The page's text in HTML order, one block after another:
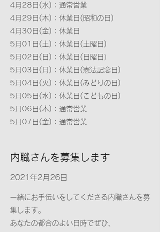
4月28日(水)：通常営業
4月29日(木)：休業日(昭和の日)
4月30日(金)：休業日
5月01日(土)：休業日(土曜日)
5月02日(日)：休業日(日曜日）
5月03日(月)：休業日(憲法記念日)
5月04日(火)：休業日(みどりの日)
5月05日(水)：休業日(こどもの日)
5月06日(木)：通常営業
5月07日(金)：通常営業
内職さんを募集します
2021年2月26日
一緒にお手伝いをしてくださる内職さんを募
集します。
あなたの都合のよい日時でぜひ、